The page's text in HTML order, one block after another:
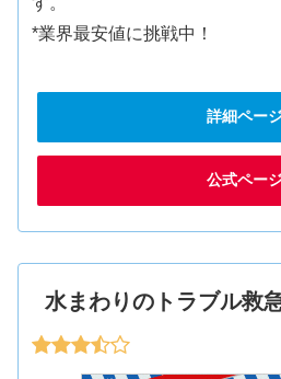
*業界最安値に挑戦中！
詳細ペー
公式ペー
水まわりのトラブル救